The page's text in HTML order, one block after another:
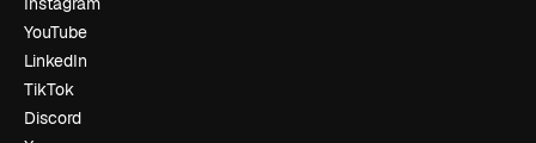
YouTube
LinkedIn
TikTok
Discord